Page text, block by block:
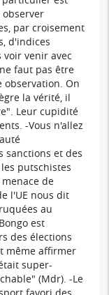
observer
par croisement
d'indices
voir venir avec
faut pas être
observation. On
la vérité, il
Leur cupidité
-Vous n'allez
sanctions et des
putschistes
de
l'UE nous dit
au
est
des élections
même affirmer
super-
(Mdr). -Le